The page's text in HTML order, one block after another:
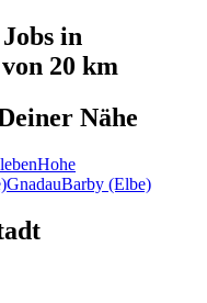
Jobs in
20 km
Nähe
Hohe
GnadauBarby (Elbe)